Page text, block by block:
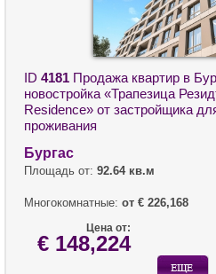
ID 4181 Продажа квартир в
новостройка «Трапезица
Residence» от застройщика
проживания
Бургас
Площадь от: 92.64 кв.м
Многокомнатные: от € 226,168
Цена от:
€ 148,224